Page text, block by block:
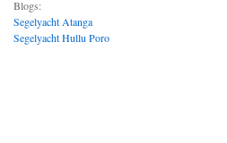
Blogs:
Segelyacht Atanga
Segelyacht Hullu Poro